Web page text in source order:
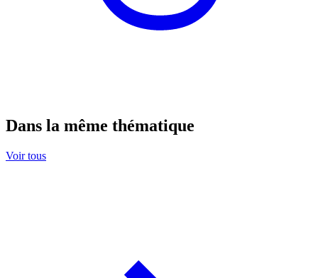
Dans la même thématique
Voir tous